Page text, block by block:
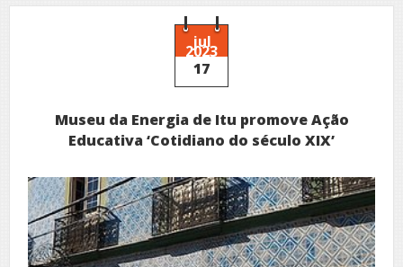
jul
2023
17
Museu da Energia de Itu promove Ação
Educativa ‘Cotidiano do século XIX’